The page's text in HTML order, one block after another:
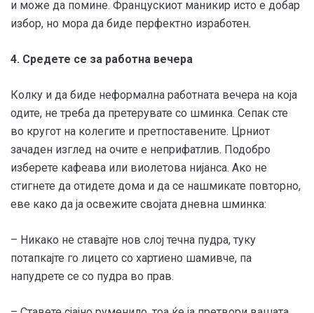
и може да помине. Францускиот маникир исто е добар
избор, но мора да биде перфектно изработен.
4. Средете се за работна вечера
Колку и да биде неформална работната вечера на која
одите, не треба да претерувате со шминка. Сепак сте
во кругот на колегите и претпоставените. Црниот
зачаден изглед на очите е неприфатлив. Подобро
изберете кафеава или виолетова нијанса. Ако не
стигнете да отидете дома и да се нашмикате повторно,
еве како да ја освежите својата дневна шминка:
– Никако не ставајте нов слој течна пудра, туку
потапкајте го лицето со хартиено шамивче, па
напудрете се со пудра во прав.